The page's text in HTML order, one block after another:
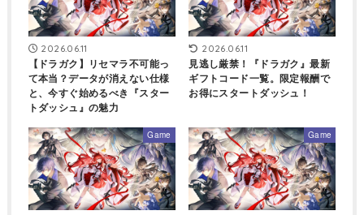
2026.06.11
【ドラガク】リセマラ不可能っ
て本当？データが消えない仕様
と、今すぐ始めるべき『スター
トダッシュ』の魅力
2026.06.11
見逃し厳禁！『ドラガク』最新
ギフトコード一覧。限定報酬で
お得にスタートダッシュ！
Game Game